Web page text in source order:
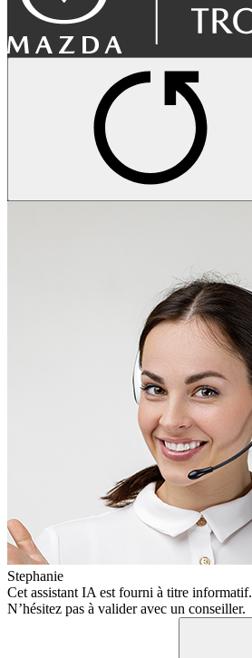
Stephanie
Cet assistant IA est fourni à titre informatif.
N’hésitez pas à valider avec un conseiller.